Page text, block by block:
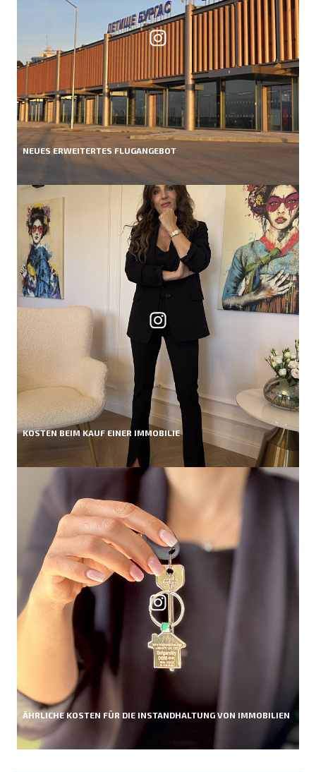
NEUES ERWEITERTES FLUGANGEBOT
KOSTEN BEIM KAUF EINER IMMOBILIE
ÄHRLICHE KOSTEN FÜR DIE INSTANDHALTUNG VON IMMOBILIEN